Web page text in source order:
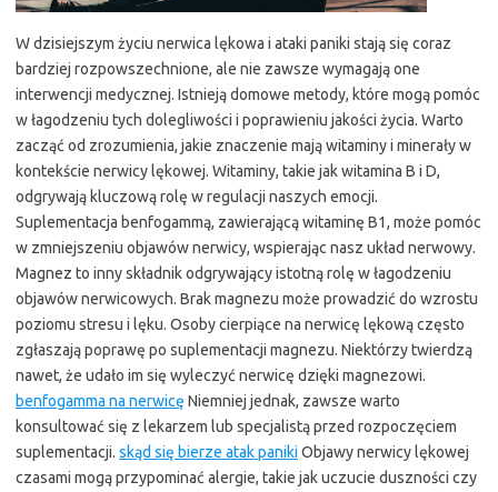
W dzisiejszym życiu nerwica lękowa i ataki paniki stają się coraz
bardziej rozpowszechnione, ale nie zawsze wymagają one
interwencji medycznej. Istnieją domowe metody, które mogą pomóc
w łagodzeniu tych dolegliwości i poprawieniu jakości życia. Warto
zacząć od zrozumienia, jakie znaczenie mają witaminy i minerały w
kontekście nerwicy lękowej. Witaminy, takie jak witamina B i D,
odgrywają kluczową rolę w regulacji naszych emocji.
Suplementacja benfogammą, zawierającą witaminę B1, może pomóc
w zmniejszeniu objawów nerwicy, wspierając nasz układ nerwowy.
Magnez to inny składnik odgrywający istotną rolę w łagodzeniu
objawów nerwicowych. Brak magnezu może prowadzić do wzrostu
poziomu stresu i lęku. Osoby cierpiące na nerwicę lękową często
zgłaszają poprawę po suplementacji magnezu. Niektórzy twierdzą
nawet, że udało im się wyleczyć nerwicę dzięki magnezowi.
benfogamma na nerwicę Niemniej jednak, zawsze warto
konsultować się z lekarzem lub specjalistą przed rozpoczęciem
suplementacji. skąd się bierze atak paniki Objawy nerwicy lękowej
czasami mogą przypominać alergie, takie jak uczucie duszności czy